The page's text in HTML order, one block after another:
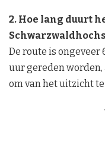
2. Hoe lang duurt
De route is ongeveer
uur gereden
om van het uitzicht